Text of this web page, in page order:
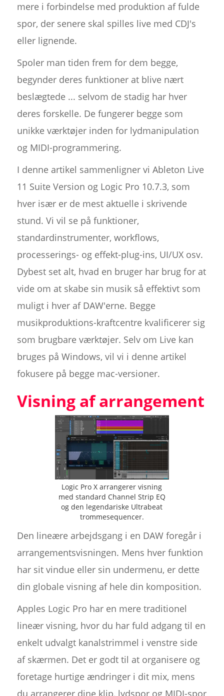
mere i forbindelse med produktion af fulde
spor, der senere skal spilles live med CDJ's
eller lignende.
Spoler man tiden frem for dem begge,
begynder deres funktioner at blive nært
beslægtede ... selvom de stadig har hver
deres forskelle. De fungerer begge som
unikke værktøjer inden for lydmanipulation
og MIDI-programmering.
I denne artikel sammenligner vi Ableton Live
11 Suite Version og Logic Pro 10.7.3, som
hver især er de mest aktuelle i skrivende
stund. Vi vil se på funktioner,
standardinstrumenter, workflows,
processerings- og effekt-plug-ins, UI/UX osv.
Dybest set alt, hvad en bruger har brug for at
vide om at skabe sin musik så effektivt som
muligt i hver af DAW'erne. Begge
musikproduktions-kraftcentre kvalificerer sig
som brugbare værktøjer. Selv om Live kan
bruges på Windows, vil vi i denne artikel
fokusere på begge mac-versioner.
Visning af arrangement
Logic Pro X arrangerer visning
med standard Channel Strip EQ
og den legendariske Ultrabeat
trommesequencer.
Den lineære arbejdsgang i en DAW foregår i
arrangementsvisningen. Mens hver funktion
har sit vindue eller sin undermenu, er dette
din globale visning af hele din komposition.
Apples Logic Pro har en mere traditionel
lineær visning, hvor du har fuld adgang til en
enkelt udvalgt kanalstrimmel i venstre side
af skærmen. Det er godt til at organisere og
foretage hurtige ændringer i dit mix, mens